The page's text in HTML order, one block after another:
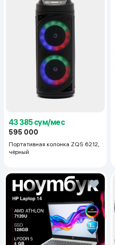
43 385 сум/мес
595 000
Портативная колонка ZQS 6212,
чёрный